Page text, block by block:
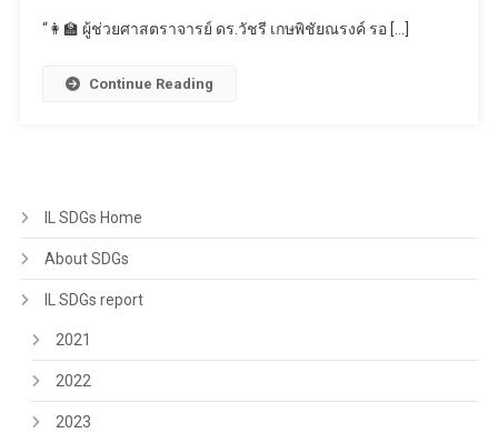
“👩‍🏫 ผู้ช่วยศาสตราจารย์ ดร.วัชรี เกษพิชัยณรงค์ รอ […]
Continue Reading
IL SDGs Home
About SDGs
IL SDGs report
2021
2022
2023